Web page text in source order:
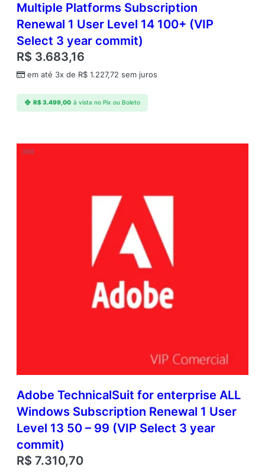
Multiple Platforms Subscription
Renewal 1 User Level 14 100+ (VIP
Select 3 year commit)
R$ 3.683,16
em até 3x de R$ 1.227,72 sem juros
R$3.499,00 à vista no Pix ou Boleto
Adobe TechnicalSuit for enterprise ALL
Windows Subscription Renewal 1 User
Level 13 50 – 99 (VIP Select 3 year
commit)
R$ 7.310,70